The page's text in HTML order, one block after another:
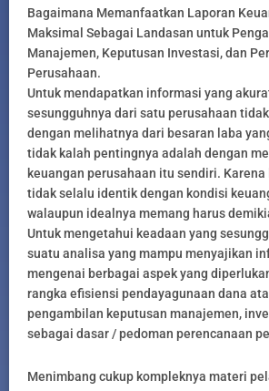
Bagaimana Memanfaatkan Laporan
Maksimal Sebagai Landasan untuk
Manajemen, Keputusan Investasi, dan
Perusahaan.
Untuk mendapatkan informasi yang
sesungguhnya dari satu perusahaan
dengan melihatnya dari besaran laba
tidak kalah pentingnya adalah dengan
keuangan perusahaan itu sendiri.
tidak selalu identik dengan kondisi
walaupun idealnya memang harus
Untuk mengetahui keadaan yang
suatu analisa yang mampu menyajikan
mengenai berbagai aspek yang
rangka efisiensi pendayagunaan dana
pengambilan keputusan manajemen,
sebagai dasar / pedoman perencanaan
Menimbang cukup kompleknya materi